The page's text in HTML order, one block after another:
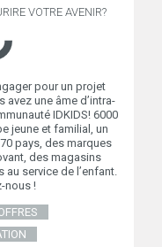
VOTRE AVENIR?
pour un projet
avez une âme d’intra-
IDKIDS! 6000
jeune et familial, un
pays, des marques
des magasins
service de l’enfant.
nous !